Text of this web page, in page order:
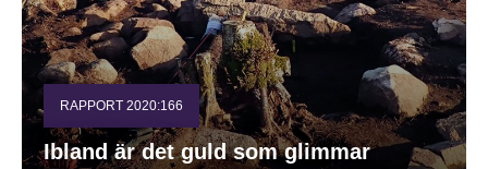
RAPPORT 2020:166
Ibland är det guld som glimmar